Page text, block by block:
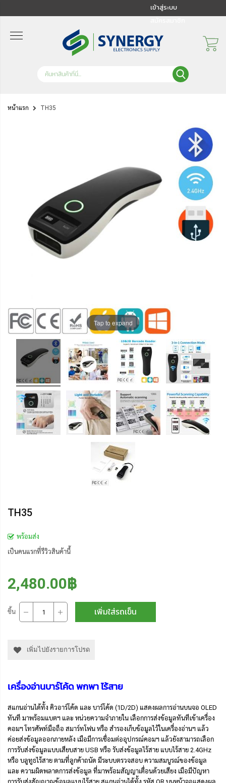
เข้าสู่ระบบ
หน้าแรก TH35
TH35
พร้อมส่ง
เป็นคนแรกที่รีวิวสินค้านี้
2,480.00฿
ชิ้น เพิ่มใส่รถเข็น
เพิ่มไปยังรายการโปรด
เครื่องอ่านบาร์โค้ด พกพา ไร้สาย
สแกนอ่านได้ทั้ง คิวอาร์โค้ด และ บาร์โค้ด (1D/2D) แสดงผลการอ่านบนจอ OLED
ทันที มาพร้อมแบตฯ และ หน่วยความจำภายใน เลือกการส่งข้อมูลทันทีเข้าเครื่อง
คอมฯ โทรศัพท์มือถือ สมาร์ทโฟน หรือ สำรองเก็บข้อมูลไว้ในเครื่องอ่านฯ แล้ว
ค่อยส่งข้อมูลออกภายหลัง เมือมีการเชื่อมต่ออุปกรณ์คอมฯ แล้วยังสามารถเลือก
การรับส่งข้อมูลแบบเสียบสาย USB หรือ รับส่งข้อมูลไร้สาย แบบไร้สาย 2.4GHz
หรือ บลูทูธไร้สาย ตามที่ลูกค้าถนัด มีระบบตรวจสอบ ความสมบูรณ์ของข้อมูล
และ ความผิดพลาดการส่งข้อมูล ที่มาพร้อมสัญญาเตื่อนด้วยเสียง เมือมีปัญหา
Tap to expand